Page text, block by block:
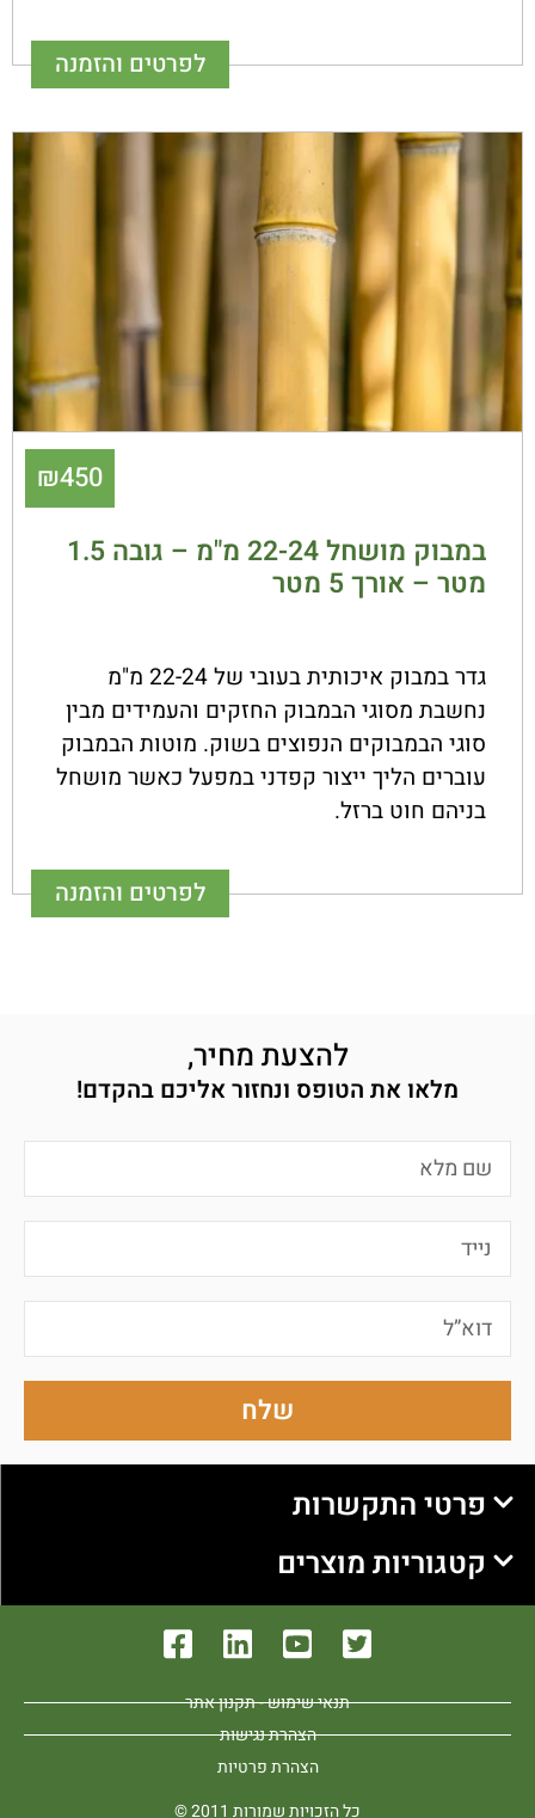
לפרטים והזמנה
₪450
במבוק מושחל 22-24 מ"מ – גובה 1.5
מטר – אורך 5 מטר
גדר במבוק איכותית בעובי של 22-24 מ"מ
נחשבת מסוגי הבמבוק החזקים והעמידים מבין
סוגי הבמבוקים הנפוצים בשוק. מוטות הבמבוק
עוברים הליך ייצור קפדני במפעל כאשר מושחל
בניהם חוט ברזל.
לפרטים והזמנה
להצעת מחיר,
מלאו את הטופס ונחזור אליכם בהקדם!
שלח
פרטי התקשרות
קטגוריות מוצרים
תנאי שימוש - תקנון אתר
הצהרת נגישות
הצהרת פרטיות
כל הזכויות שמורות 2011 ©